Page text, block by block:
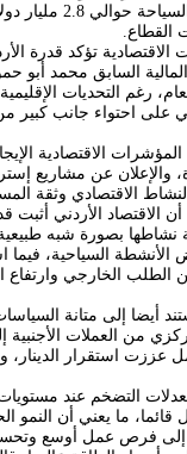
حين بلغت
القطاع.
الاقتصادية تؤكد قدرة
السابق محمد أبو
رغم التحديات
على احتواء جانب
الاقتصادية
والإعلان عن مشاريع
الاقتصادي وثقة
الاقتصاد الأردني
نشاطها بصورة شبه
السياحية، فيما
الخارجي وارتفاع
أيضا إلى متانة
من العملات
عززت استقرار
التضخم عند
قائما، ما يعني أن
إلى فرص عمل أوسع